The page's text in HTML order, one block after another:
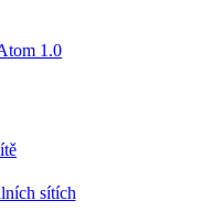
sítích